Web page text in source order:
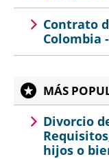
Contrato
Colombia
MÁS
Divorcio
hijos o